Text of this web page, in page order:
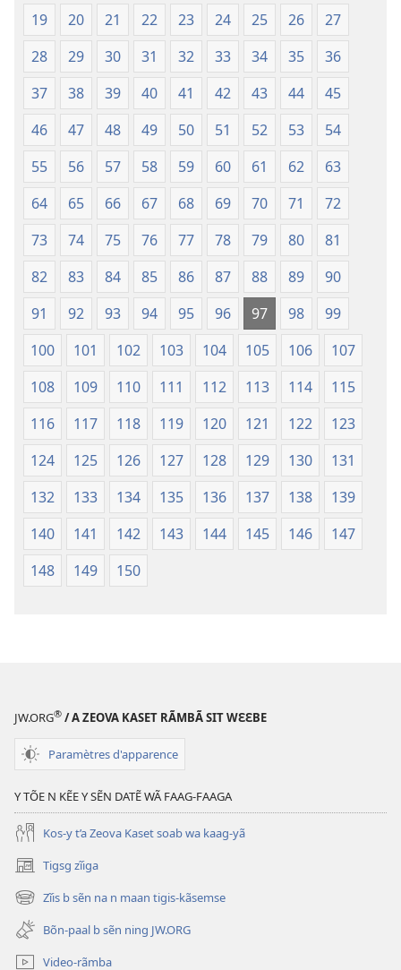
19
20 21 22 23 24 25 26
27
28
29 30 31 32 33 34 35
36
37
38 39 40 41 42 43 44
45
46
47 48 49 50 51 52 53
54
55
56 57 58 59 60 61 62
63
64
65 66 67 68 69 70 71
72
73
74 75 76 77 78 79 80
81
82
83 84 85 86 87 88 89
90
91
92 93 94 95 96 97 98
99
100
101 102 103 104 105 106
107
108
109 110 111 112 113 114
115
116
117 118 119 120 121 122
123
124
125 126 127 128 129 130
131
132
133 134 135 136 137 138
139
140
141 142 143 144 145 146
147
148
149 150
JW.ORG® / A ZEOVA KASET RÃMBÃ SIT WƐƐBE
Paramètres d'apparence
Y TÕE N KẼE Y SẼN DATẼ WÃ FAAG-FAAGA
Kos-y t’a Zeova Kaset soab wa kaag-yã
Tigsg zĩiga
(ouvre
une
nouvelle
fenêtre)
Zĩis b sẽn na n maan tigis-kãsemse
(ouvre
une
nouvelle
fenêtre)
Bõn-paal b sẽn ning JW.ORG
Video-rãmba